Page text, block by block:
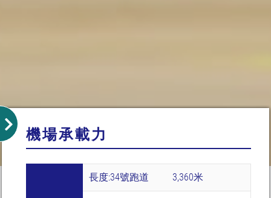
機場承載力
長度:34號跑道 3,360米